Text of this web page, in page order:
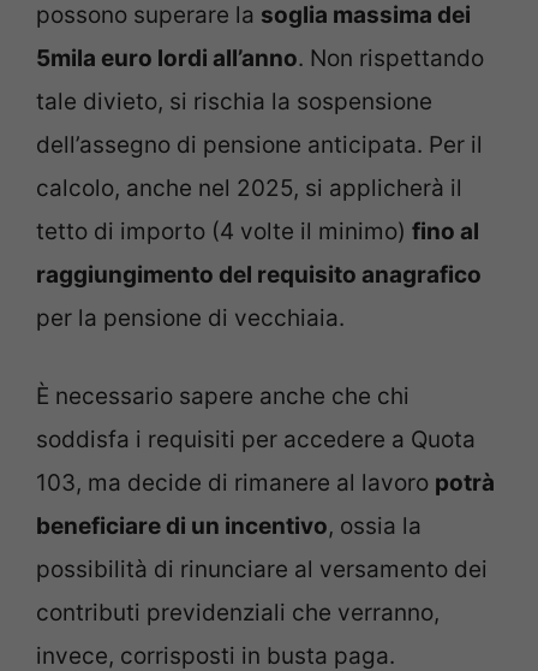
possono superare la soglia massima dei
5mila euro lordi all’anno. Non rispettando
tale divieto, si rischia la sospensione
dell’assegno di pensione anticipata. Per il
calcolo, anche nel 2025, si applicherà il
tetto di importo (4 volte il minimo) fino al
raggiungimento del requisito anagrafico
per la pensione di vecchiaia.
È necessario sapere anche che chi
soddisfa i requisiti per accedere a Quota
103, ma decide di rimanere al lavoro potrà
beneficiare di un incentivo, ossia la
possibilità di rinunciare al versamento dei
contributi previdenziali che verranno,
invece, corrisposti in busta paga.